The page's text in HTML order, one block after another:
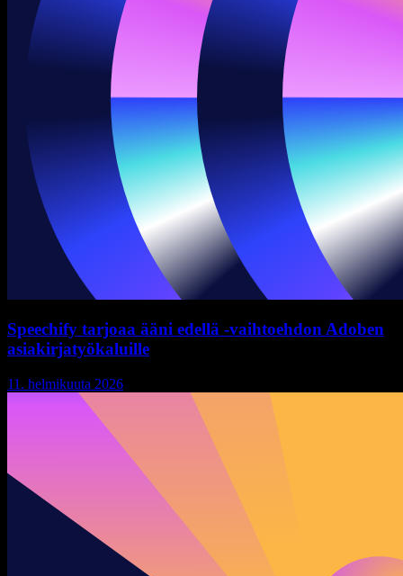
Speechify tarjoaa ääni edellä -vaihtoehdon Adoben
asiakirjatyökaluille
11. helmikuuta 2026